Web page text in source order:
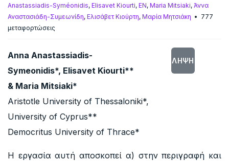
Anastassiadis-Syméonidis, Elisavet Kiourti, EN, Maria Mitsiaki, Άννα
Αναστασιάδη-Συμεωνίδη, Ελισάβετ Κιούρτη, Μαρία Μητσιάκη
777
μεταφορτώσεις
ΛΉΨΗ
Anna Anastassiadis-
Symeonidis*, Elisavet Kiourti**
& Maria Mitsiaki*
Aristotle University of Thessaloniki*,
University of Cyprus**
Democritus University of Thrace*
Η εργασία αυτή αποσκοπεί α) στην περιγραφή και